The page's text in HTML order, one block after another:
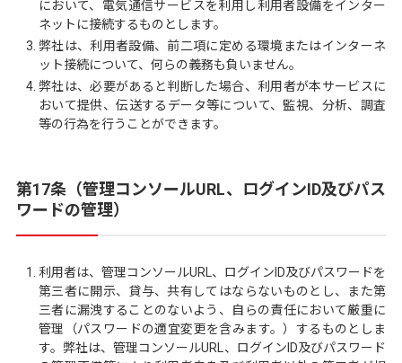
において、電気通信サービスを利用し利用者設備をインター
ネットに接続するものとします。
弊社は、利用者設備、前二項に定める環境またはインターネ
ット接続について、何らの義務も負いません。
弊社は、必要があると判断した場合、利用者が本サービスに
おいて提供、伝送するデータ等について、監視、分析、調査
等の行為を行うことができます。
第17条（管理コンソールURL、ログインID及びパス
ワードの管理）
利用者は、管理コンソールURL、ログインID及びパスワードを
第三者に開示、貸与、共有してはならないものとし、また第
三者に漏洩することのないよう、自らの責任において厳重に
管理（パスワードの適宜変更を含みます。）するものとしま
す。弊社は、管理コンソールURL、ログインID及びパスワード